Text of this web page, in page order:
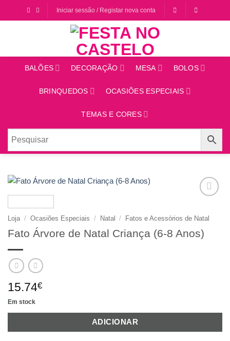
Iniciar sessão / Registar nova conta
BALÕES DECORAÇÃO MESA BOLOS
BRINQUEDOS OCASIÕES ESPECIAIS
TEMAS E CORES
aos
favoritos
Loja / Ocasiões Especiais / Natal / Fatos e Acessórios de Natal
Fato Árvore de Natal Criança (6-8 Anos)
15.74€
Em stock
ADICIONAR